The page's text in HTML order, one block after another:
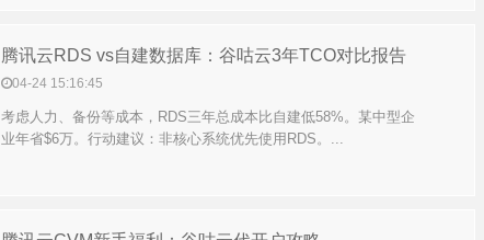
腾讯云RDS vs自建数据库：谷咕云3年TCO对比报告
04-24 15:16:45
考虑人力、备份等成本，RDS三年总成本比自建低58%。某中型企
业年省$6万。行动建议：非核心系统优先使用RDS。...